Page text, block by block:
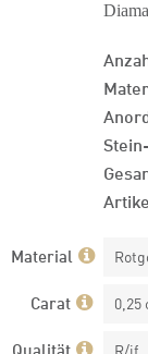
Material
Carat 0,25
Qualität R/if